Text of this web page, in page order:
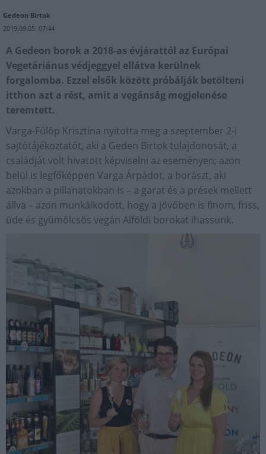
Gedeon Birtok
2019.09.05. 07:44
A Gedeon borok a 2018-as évjárattól az Európai
Vegetáriánus védjeggyel ellátva kerülnek
forgalomba. Ezzel elsők között próbálják betölteni
itthon azt a rést, amit a vegánság megjelenése
teremtett.
Varga-Fülöp Krisztina nyitotta meg a szeptember 2-i
sajtótájékoztatót, aki a Geden Birtok tulajdonosát, a
családját volt hivatott képviselni az eseményen; azon
belül is legfőképpen Varga Árpádot, a borászt, aki
azokban a pillanatokban is – a garat és a prések mellett
állva – azon munkálkodott, hogy a jövőben is finom, friss,
üde és gyümölcsös vegán Alföldi borokat ihassunk.